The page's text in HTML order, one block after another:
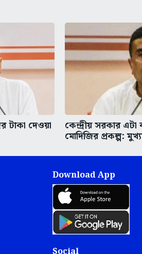
টাকা দেওয়া কেন্দ্রীয় সরকার এটা
মোদিজির প্রকল্প:
Download App